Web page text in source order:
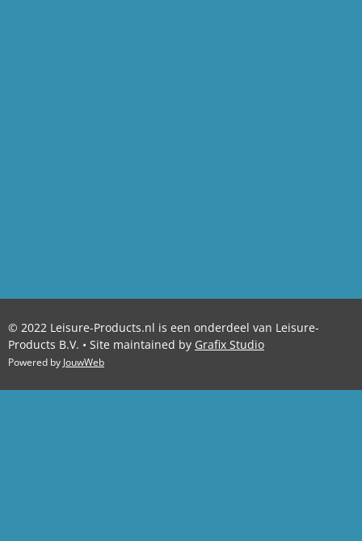
© 2022 Leisure-Products.nl is een onderdeel van Leisure-
Products B.V. • Site maintained by Grafix Studio
Powered by JouwWeb